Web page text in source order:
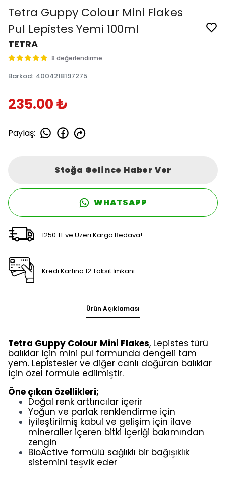
Tetra Guppy Colour Mini Flakes
Pul Lepistes Yemi 100ml
TETRA
8 değerlendirme
Barkod: 4004218197275
235.00 ₺
Paylaş:
Stoğa Gelince Haber Ver
WHATSAPP
1250 TL ve Üzeri Kargo Bedava!
Kredi Kartına 12 Taksit İmkanı
Ürün Açıklaması
Tetra Guppy Colour Mini Flakes, Lepistes türü
balıklar için mini pul formunda dengeli tam
yem. Lepistesler ve diğer canlı doğuran balıklar
için özel formüle edilmiştir.
Öne çıkan özellikleri;
Doğal renk arttırıcılar içerir
Yoğun ve parlak renklendirme için
İyileştirilmiş kabul ve gelişim için ilave
mineraller içeren bitki içeriği bakımından
zengin
BioActive formülü sağlıklı bir bağışıklık
sistemini teşvik eder